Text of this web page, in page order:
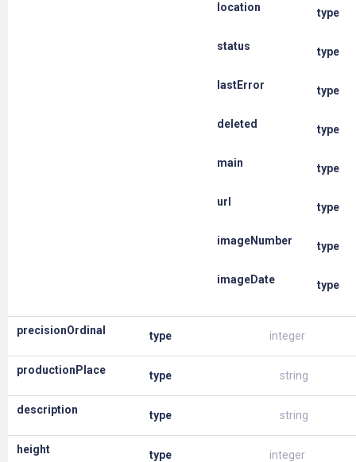
location type
status type
lastError type
deleted type
main type
url type
imageNumber type
imageDate type
precisionOrdinal type integer
productionPlace type string
description type string
height type integer